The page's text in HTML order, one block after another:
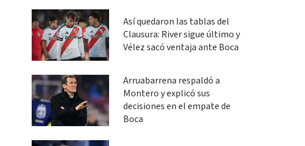
Así quedaron las tablas del
Clausura: River sigue último y
Vélez sacó ventaja ante Boca
Arruabarrena respaldó a
Montero y explicó sus
decisiones en el empate de
Boca